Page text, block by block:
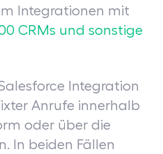
Integrationen mit
CRMs und sonstige
Integration
Anrufe innerhalb
oder über die
In beiden Fällen